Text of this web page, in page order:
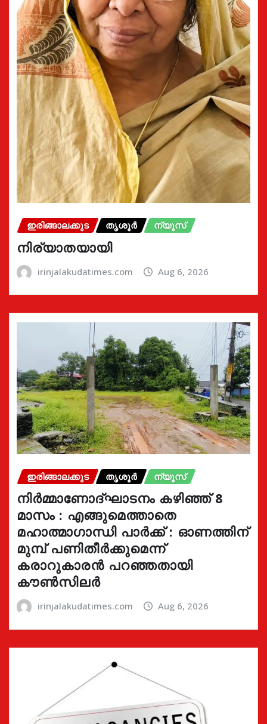
ഇരിങ്ങാലക്കുട തൃശൂർ ന്യൂസ്
നിര്യാതയായി
irinjalakudatimes.com Aug 6, 2026
ഇരിങ്ങാലക്കുട തൃശൂർ ന്യൂസ്
നിർമ്മാണോദ്ഘാടനം കഴിഞ്ഞ് 8
മാസം : എങ്ങുമെത്താതെ
മഹാത്മാഗാന്ധി പാർക്ക് : ഓണത്തിന്
മുമ്പ് പണിതീർക്കുമെന്ന്
കരാറുകാരൻ പറഞ്ഞതായി
കൗൺസിലർ
irinjalakudatimes.com Aug 6, 2026